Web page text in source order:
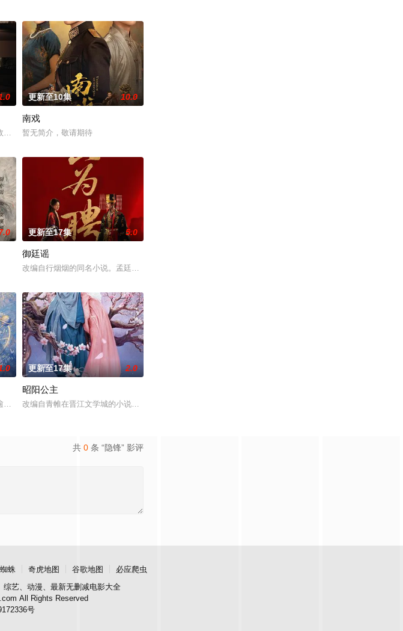
子剑赴云州剿魔，初见独孤
的支持下，通过摸排、勘查等传统刑侦手段，接连破获数起重
——用一场精心策划的“夏令营”完成复仇的受害者；临终前与遗憾和解的“无用之人”；共享同一具
更新至10集 10.0
南戏
暂无简介，敬请期待
阴阳宅，江淮被掳走配“阴婚”。他与女探长穆英搭档，侦破
更新至17集 5.0
御廷谣
改编自行烟烟的同名小说。孟廷辉，大平王朝有史以来个以女子进士科三元及第入翰林院的奇女子。十年前的
查出未婚妻离奇死亡的真相。
肉身。未央动心，却不知自身是身负玄鸟之力的夜族公主，前世
长大以后，林知夏忽然对他说：“江逾白，我喜欢你，哲学和生物学意义上的喜欢。”那个夜晚，他脸
更新至17集 2.0
昭阳公主
改编自青帷在晋江文学城的小说《平阳公主》。
共 0 条 “隐锋” 影评
蛛 奇虎地图 谷歌地图
必应爬虫
艺、动漫、最新无删减电影大全
All Rights Reserved
号